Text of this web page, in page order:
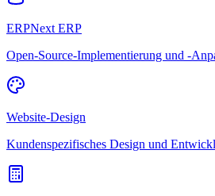
ERPNext ERP
Open-Source-Implementierung und -
Website-Design
Kundenspezifisches Design und